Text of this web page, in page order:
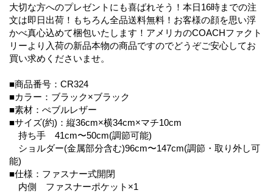
大切な方へのプレゼントにも喜ばれそう！本日16時までの注
文は即日出荷！もちろん全品送料無料！お客様の顔を思い浮
かべ真心込めて梱包いたします！アメリカのCOACHファクト
リーより入荷の新品本物の商品ですのでどうぞご安心してお
買い求めくださいませ。
■商品番号：CR324
■カラー：ブラック×ブラック
■素材：ぺブルレザー
■サイズ(約)：縦36cm×横34cm×マチ10cm
持ち手 41cm〜50cm(調節可能)
ショルダー(金属部分含む)96cm〜147cm(調節・取り外し可
能)
■仕様：ファスナー式開閉
内側 ファスナーポケット×1